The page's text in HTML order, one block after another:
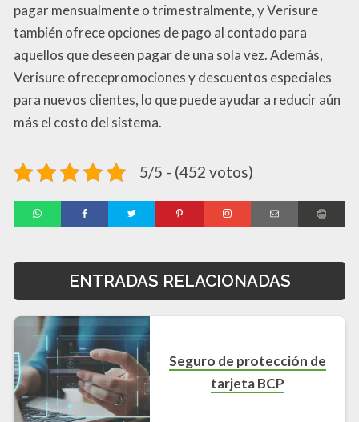
pagar mensualmente o trimestralmente, y Verisure
también ofrece opciones de pago al contado para
aquellos que deseen pagar de una sola vez. Además,
Verisure ofrecepromociones y descuentos especiales
para nuevos clientes, lo que puede ayudar a reducir aún
más el costo del sistema.
5/5 - (452 votos)
ENTRADAS RELACIONADAS
Seguro de protección de
tarjeta BCP